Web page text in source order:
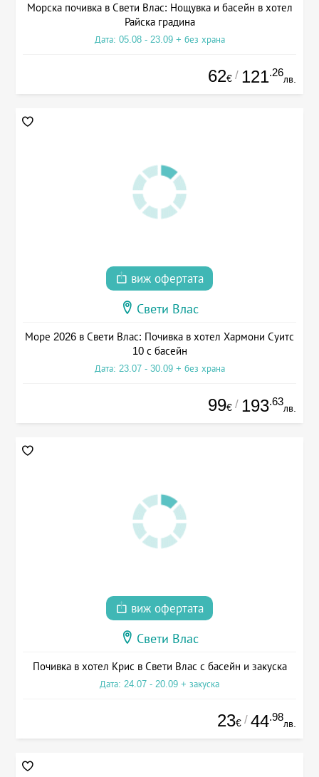
Морска почивка в Свети Влас: Нощувка и басейн в хотел
Райска градина
Дата: 05.08 - 23.09 + без храна
62€ / 121.26
лв.
виж офертата
Свети Влас
Море 2026 в Свети Влас: Почивка в хотел Хармони Суитс
10 с басейн
Дата: 23.07 - 30.09 + без храна
99€ / 193.63
лв.
виж офертата
Свети Влас
Почивка в хотел Крис в Свети Влас с басейн и закуска
Дата: 24.07 - 20.09 + закуска
23€ / 44.98
лв.